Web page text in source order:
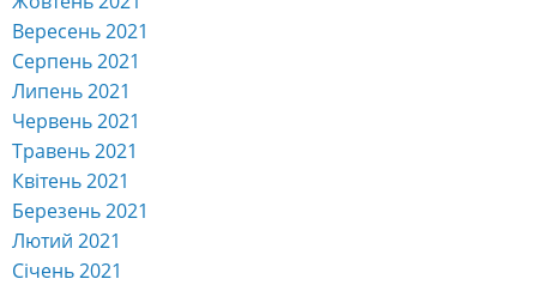
Вересень 2021
Серпень 2021
Липень 2021
Червень 2021
Травень 2021
Квітень 2021
Березень 2021
Лютий 2021
Січень 2021